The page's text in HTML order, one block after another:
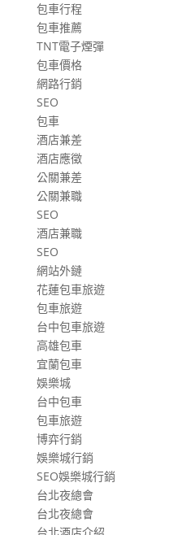
包車行程
包車推薦
TNT電子煙彈
包車價格
網路行銷
SEO
包車
酒店兼差
酒店應徵
公關兼差
公關兼職
SEO
酒店兼職
SEO
網站外鏈
花蓮包車旅遊
包車旅遊
台中包車旅遊
高雄包車
宜蘭包車
娛樂城
台中包車
包車旅遊
博弈行銷
娛樂城行銷
SEO娛樂城行銷
台北夜總會
台北夜總會